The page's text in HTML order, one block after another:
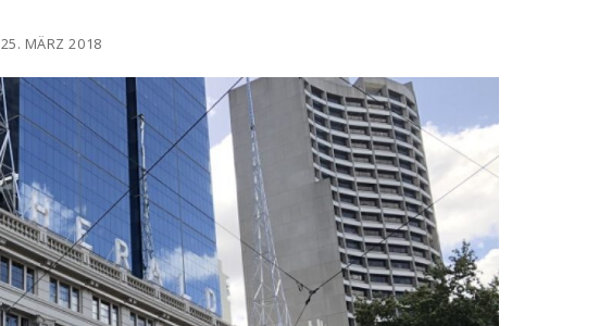
25. MÄRZ 2018